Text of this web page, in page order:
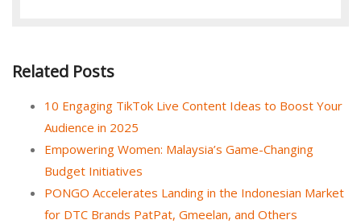
Related Posts
10 Engaging TikTok Live Content Ideas to Boost Your
Audience in 2025
Empowering Women: Malaysia’s Game-Changing
Budget Initiatives
PONGO Accelerates Landing in the Indonesian Market
for DTC Brands PatPat, Gmeelan, and Others